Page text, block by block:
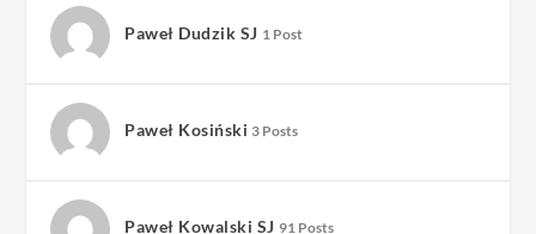
Paweł Dudzik SJ 1 Post
Paweł Kosiński 3 Posts
Paweł Kowalski SJ 91 Posts